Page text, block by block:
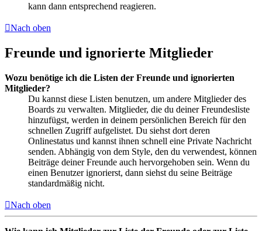
kann dann entsprechend reagieren.
Nach oben
Freunde und ignorierte Mitglieder
Wozu benötige ich die Listen der Freunde und ignorierten
Mitglieder?
Du kannst diese Listen benutzen, um andere Mitglieder des
Boards zu verwalten. Mitglieder, die du deiner Freundesliste
hinzufügst, werden in deinem persönlichen Bereich für den
schnellen Zugriff aufgelistet. Du siehst dort deren
Onlinestatus und kannst ihnen schnell eine Private Nachricht
senden. Abhängig von dem Style, den du verwendest, können
Beiträge deiner Freunde auch hervorgehoben sein. Wenn du
einen Benutzer ignorierst, dann siehst du seine Beiträge
standardmäßig nicht.
Nach oben